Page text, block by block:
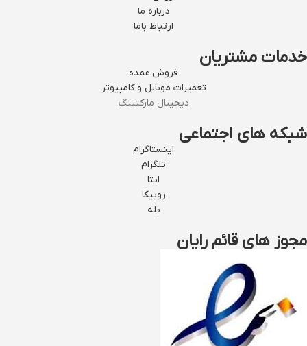
درباره ما
ارتباط باما
خدمات مشتریان
فروش عمده
تعمیرات موبایل و کامپیوتر
دیجیتال مارکتینگ
شبکه های اجتماعی
اینستاگرام
تلگرام
ایتا
روبیکا
بله
مجوز های قائم رایان